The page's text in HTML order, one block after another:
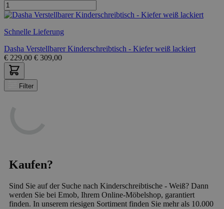
Schnelle Lieferung
Dasha Verstellbarer Kinderschreibtisch - Kiefer weiß lackiert
€ 229,00 € 309,00
Filter
Kaufen?
Sind Sie auf der Suche nach Kinderschreibtische - Weiß? Dann
werden Sie bei Emob, Ihrem Online-Möbelshop, garantiert
finden. In unserem riesigen Sortiment finden Sie mehr als 10.000